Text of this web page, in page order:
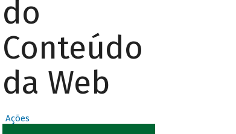
do
Conteúdo
da Web
Ações